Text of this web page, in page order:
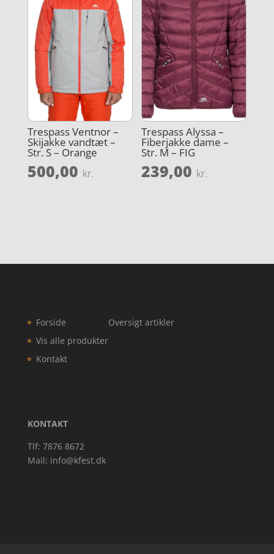
Trespass Ventnor –
Skijakke vandtæt –
Str. S – Orange
500,00 kr.
Trespass Alyssa –
Fiberjakke dame –
Str. M – FIG
239,00 kr.
Forside
Vis alle produkter
Kontakt
Oversigt artikler
KONTAKT
Tlf: 7876 8672
Mail: info@kfest.dk